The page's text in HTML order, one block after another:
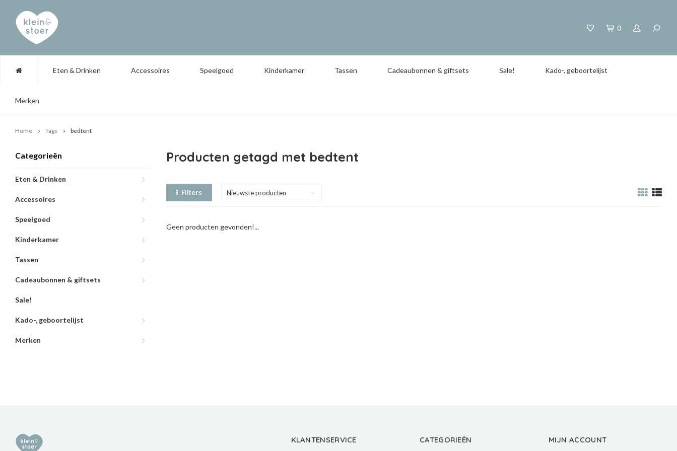
0
Eten & Drinken Accessoires Speelgoed Kinderkamer Tassen Cadeaubonnen & giftsets Sale! Kado-, geboortelijst
Merken
Home Tags bedtent
Categorieën
Eten & Drinken
Accessoires
Speelgoed
Kinderkamer
Tassen
Cadeaubonnen & giftsets
Sale!
Kado-, geboortelijst
Merken
Producten getagd met bedtent
Filters Nieuwste producten
Geen producten gevonden!...
KLANTENSERVICE CATEGORIEËN MIJN ACCOUNT